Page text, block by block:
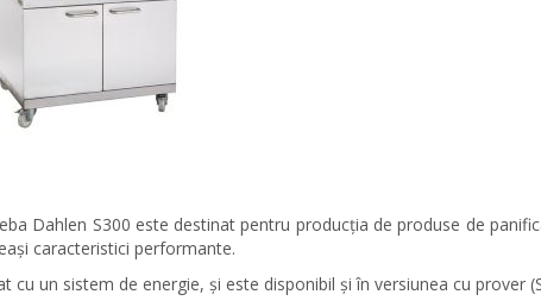
Dahlen S300 este destinat pentru producția de produse de
caracteristici performante.
cu un sistem de energie, și este disponibil și în versiunea cu prover